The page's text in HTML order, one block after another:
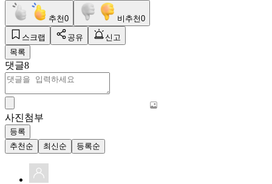
추천0 비추천0
스크랩 공유
신고
목록
댓글8
사진첨부
등록
추천순
최신순 등록순